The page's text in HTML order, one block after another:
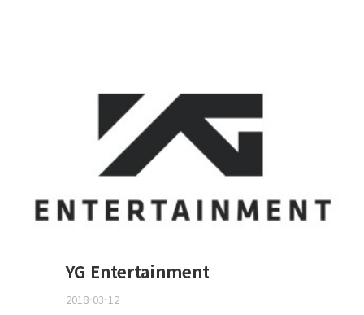
YG Entertainment
2018-03-12